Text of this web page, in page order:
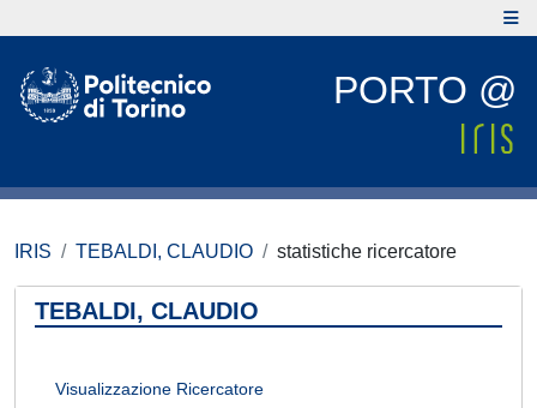
PORTO @
IRIS TEBALDI, CLAUDIO statistiche ricercatore
TEBALDI, CLAUDIO
Visualizzazione Ricercatore